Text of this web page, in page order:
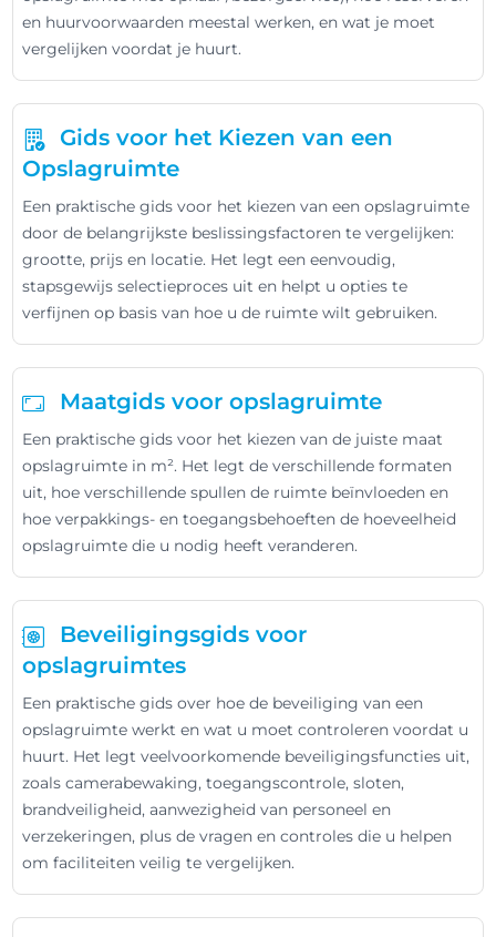
en huurvoorwaarden meestal werken, en wat je moet
vergelijken voordat je huurt.
Gids voor het Kiezen van een
Opslagruimte
Een praktische gids voor het kiezen van een opslagruimte
door de belangrijkste beslissingsfactoren te vergelijken:
grootte, prijs en locatie. Het legt een eenvoudig,
stapsgewijs selectieproces uit en helpt u opties te
verfijnen op basis van hoe u de ruimte wilt gebruiken.
Maatgids voor opslagruimte
Een praktische gids voor het kiezen van de juiste maat
opslagruimte in m². Het legt de verschillende formaten
uit, hoe verschillende spullen de ruimte beïnvloeden en
hoe verpakkings- en toegangsbehoeften de hoeveelheid
opslagruimte die u nodig heeft veranderen.
Beveiligingsgids voor
opslagruimtes
Een praktische gids over hoe de beveiliging van een
opslagruimte werkt en wat u moet controleren voordat u
huurt. Het legt veelvoorkomende beveiligingsfuncties uit,
zoals camerabewaking, toegangscontrole, sloten,
brandveiligheid, aanwezigheid van personeel en
verzekeringen, plus de vragen en controles die u helpen
om faciliteiten veilig te vergelijken.